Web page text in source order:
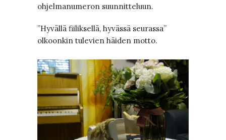
ohjelmanumeron suunnitteluun.
”Hyvällä fiiliksellä, hyvässä seurassa”
olkoonkin tulevien häiden motto.